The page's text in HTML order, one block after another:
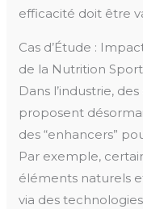
efficacité doit être
Cas d’Étude :
de la Nutrition
Dans l’industrie,
proposent
des “enhancers”
Par exemple,
éléments naturels
via des